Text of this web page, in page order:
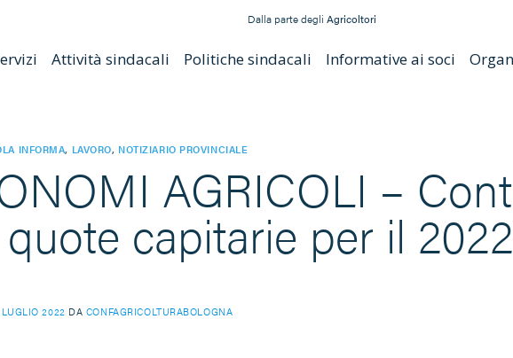
Dalla parte degli Agricoltori
Attività sindacali Politiche sindacali Informative ai soci
INFORMA, LAVORO, NOTIZIARIO PROVINCIALE
AGRICOLI –
capitarie per il
LUGLIO 2022 DA CONFAGRICOLTURABOLOGNA